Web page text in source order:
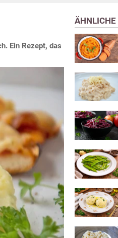
Ein Rezept, das
ÄHNLICHE